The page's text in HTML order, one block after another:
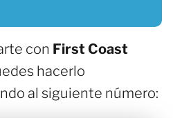
con First Coast
hacerlo
al siguiente número: